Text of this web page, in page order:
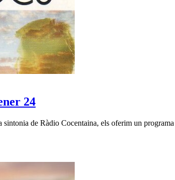
24
de Ràdio Cocentaina, els oferim un